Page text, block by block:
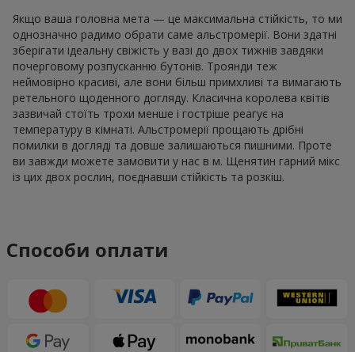
Якщо ваша головна мета — це максимальна стійкість, то ми
однозначно радимо обрати саме альстромерії. Вони здатні
зберігати ідеальну свіжість у вазі до двох тижнів завдяки
почерговому розпусканню бутонів. Троянди теж
неймовірно красиві, але вони більш примхливі та вимагають
ретельного щоденного догляду. Класична королева квітів
зазвичай стоїть трохи менше і гостріше реагує на
температуру в кімнаті. Альстромерії прощають дрібні
помилки в догляді та довше залишаються пишними. Проте
ви завжди можете замовити у нас в м. Щенятин гарний мікс
із цих двох рослин, поєднавши стійкість та розкіш.
Способи оплати